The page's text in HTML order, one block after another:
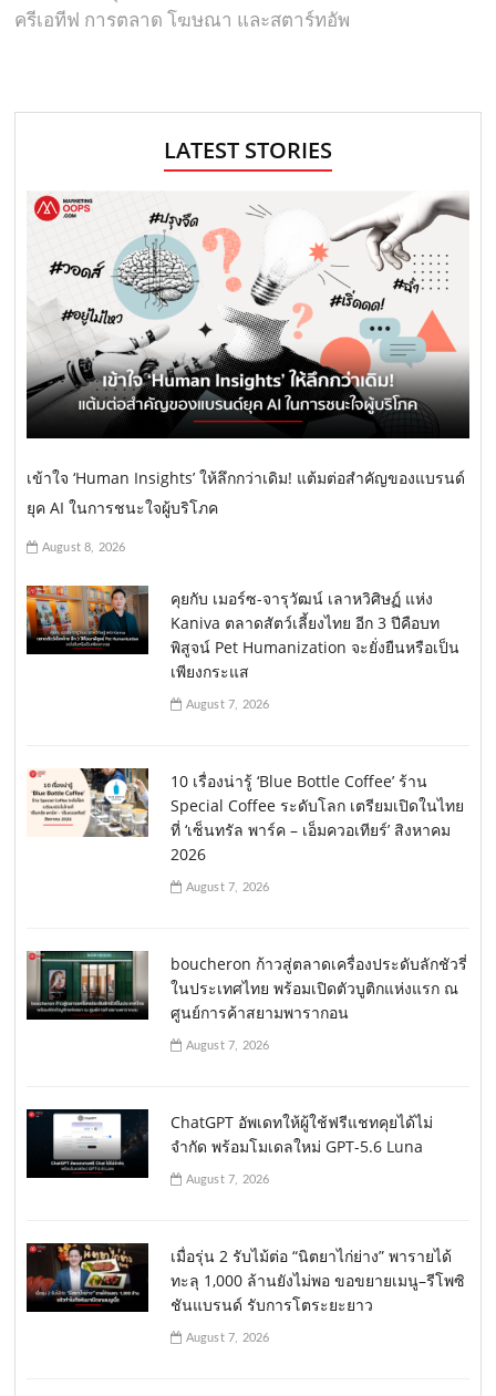
ครีเอทีฟ การตลาด โฆษณา และสตาร์ทอัพ
LATEST STORIES
เข้าใจ ‘Human Insights’ ให้ลึกกว่าเดิม! แต้มต่อสำคัญของแบรนด์
ยุค AI ในการชนะใจผู้บริโภค
August 8, 2026
คุยกับ เมอร์ซ-จารุวัฒน์ เลาหวิศิษฏ์ แห่ง
Kaniva ตลาดสัตว์เลี้ยงไทย อีก 3 ปีคือบท
พิสูจน์ Pet Humanization จะยั่งยืนหรือเป็น
เพียงกระแส
August 7, 2026
10 เรื่องน่ารู้ ‘Blue Bottle Coffee’ ร้าน
Special Coffee ระดับโลก เตรียมเปิดในไทย
ที่ ‘เซ็นทรัล พาร์ค – เอ็มควอเทียร์’ สิงหาคม
2026
August 7, 2026
boucheron ก้าวสู่ตลาดเครื่องประดับลักชัวรี่
ในประเทศไทย พร้อมเปิดตัวบูติกแห่งแรก ณ
ศูนย์การค้าสยามพารากอน
August 7, 2026
ChatGPT อัพเดทให้ผู้ใช้ฟรีแชทคุยได้ไม่
จำกัด พร้อมโมเดลใหม่ GPT-5.6 Luna
August 7, 2026
เมื่อรุ่น 2 รับไม้ต่อ “นิตยาไก่ย่าง” พารายได้
ทะลุ 1,000 ล้านยังไม่พอ ขอขยายเมนู–รีโพซิ
ชันแบรนด์ รับการโตระยะยาว
August 7, 2026